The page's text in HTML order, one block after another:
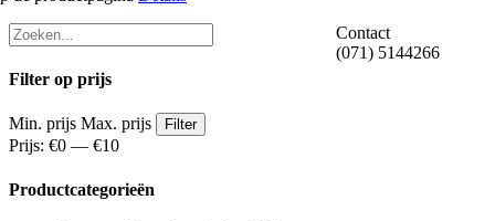
Filter op prijs
Min. prijs Max. prijs Filter
Prijs: €0 — €10
Productcategorieën
Contact
(071) 5144266